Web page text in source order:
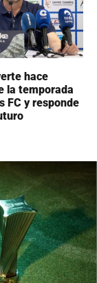
hace
la temporada
FC y responde